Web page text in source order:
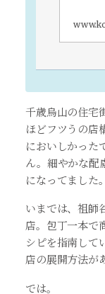
千歳烏山の住宅
ほどフツうの店
においしかった
ん。細やかな配
になってました。
いまでは、祖師
店。包丁一本で
シピを指南して
店の展開方法が
では。